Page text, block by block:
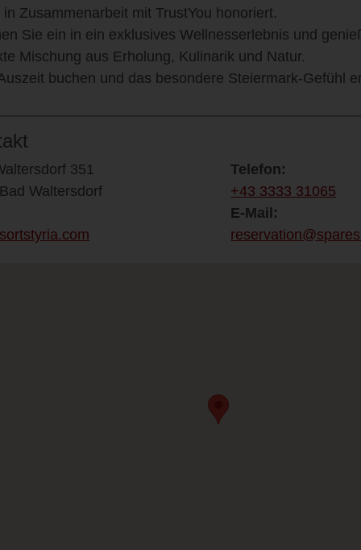
in Zusammenarbeit mit TrustYou honoriert.
Sie ein in ein exklusives Wellnesserlebnis und
Mischung aus Erholung, Kulinarik und Natur.
buchen und das besondere Steiermark-Gefühl
351
Waltersdorf
Telefon:
+43 3333 31065
E-Mail: